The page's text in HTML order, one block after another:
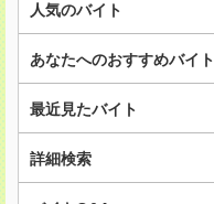
人気のバイト
あなたへのおすすめバイト
最近見たバイト
詳細検索